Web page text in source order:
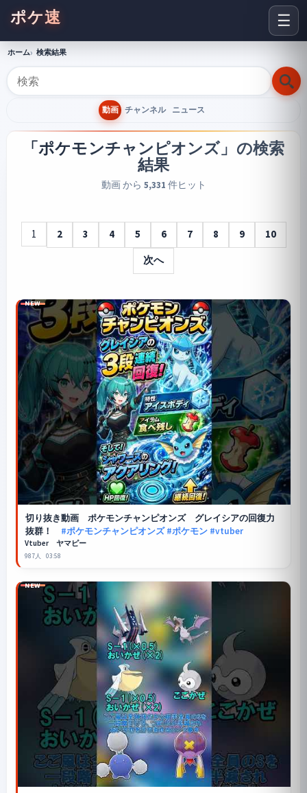
☰
ポケ速
ホーム 検索結果
動画 チャンネル ニュース
「ポケモンチャンピオンズ」 の検索
結果
動画 から 5,331 件ヒット
1 2 3 4 5 6 7 8 9
10
次へ
切り抜き動画 ポケモンチャンピオンズグレイシアの回復力
抜群！ #ポケモンチャンピオンズ #ポケモン #vtuber
NEW
Vtuber ヤマピー
987人 03:58
NEW